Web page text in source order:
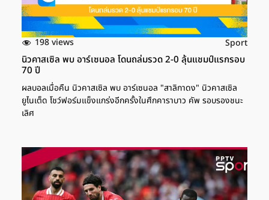
198 views Sport
นิวคาสเซิล พบ อาร์เซนอล โดนถล่มรวด 2-0 ลุ้นแชมป์แรกรอบ
70 ปี
ผลบอลเมื่อคืน นิวคาสเซิล พบ อาร์เซนอล "สาลิกาดง" นิวคาสเซิล
ยูไนเต็ด โชว์ฟอร์มแข็งแกร่งอีกครั้งในศึกคาราบาว คัพ รอบรองชนะ
เลิศ